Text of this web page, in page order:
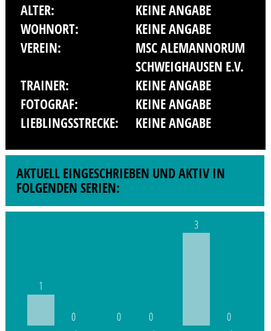
ALTER:
KEINE ANGABE
WOHNORT:
KEINE ANGABE
VEREIN:
MSC ALEMANNORUM
SCHWEIGHAUSEN E.V.
TRAINER:
KEINE ANGABE
FOTOGRAF:
KEINE ANGABE
LIEBLINGSSTRECKE:
KEINE ANGABE
AKTUELL EINGESCHRIEBEN UND AKTIV IN
FOLGENDEN SERIEN:
1
0
0
0
3
0